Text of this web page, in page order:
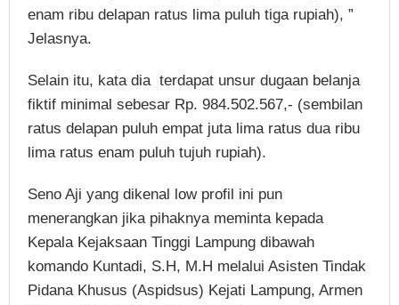
enam ribu delapan ratus lima puluh tiga rupiah), ”
Jelasnya.
Selain itu, kata dia terdapat unsur dugaan belanja
fiktif minimal sebesar Rp. 984.502.567,- (sembilan
ratus delapan puluh empat juta lima ratus dua ribu
lima ratus enam puluh tujuh rupiah).
Seno Aji yang dikenal low profil ini pun
menerangkan jika pihaknya meminta kepada
Kepala Kejaksaan Tinggi Lampung dibawah
komando Kuntadi, S.H, M.H melalui Asisten Tindak
Pidana Khusus (Aspidsus) Kejati Lampung, Armen